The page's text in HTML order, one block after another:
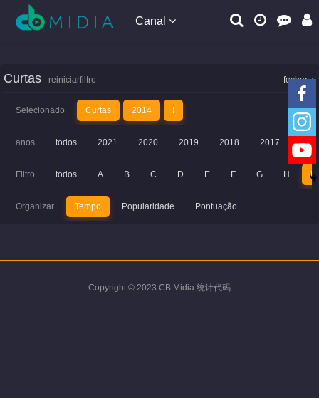
Canal
fechar
Curtas reiniciarfiltro
Selecionado Curtas 2014
anos todos 2021 2020 2019 2018 2017
Filtro todos A B C D E F G H I
Organizar Tempo Popularidade Pontuação
Copyright © 2023 CB Midia 统计代码